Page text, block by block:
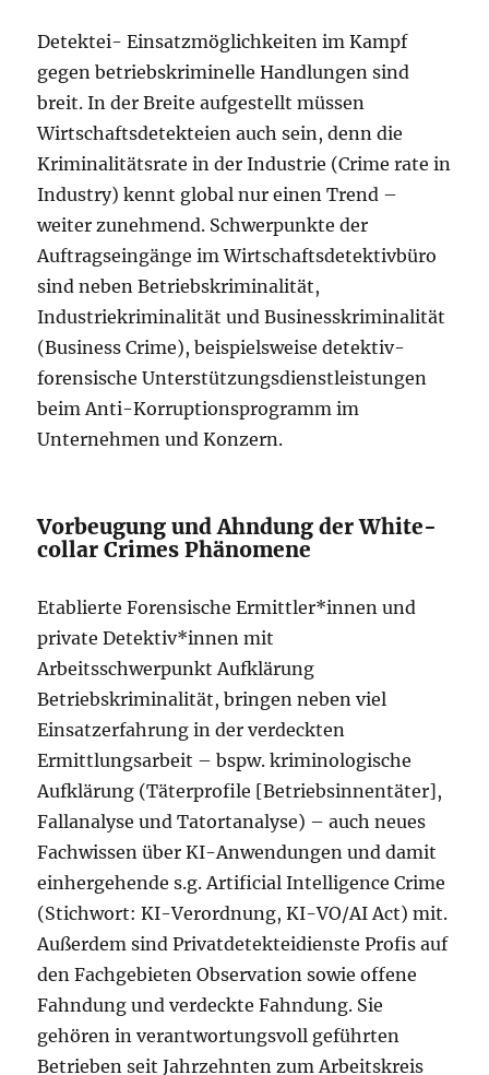
Detektei- Einsatzmöglichkeiten im Kampf
gegen betriebskriminelle Handlungen sind
breit. In der Breite aufgestellt müssen
Wirtschaftsdetekteien auch sein, denn die
Kriminalitätsrate in der Industrie (Crime rate in
Industry) kennt global nur einen Trend –
weiter zunehmend. Schwerpunkte der
Auftragseingänge im Wirtschaftsdetektivbüro
sind neben Betriebskriminalität,
Industriekriminalität und Businesskriminalität
(Business Crime), beispielsweise detektiv-
forensische Unterstützungsdienstleistungen
beim Anti-Korruptionsprogramm im
Unternehmen und Konzern.
Vorbeugung und Ahndung der White-
collar Crimes Phänomene
Etablierte Forensische Ermittler*innen und
private Detektiv*innen mit
Arbeitsschwerpunkt Aufklärung
Betriebskriminalität, bringen neben viel
Einsatzerfahrung in der verdeckten
Ermittlungsarbeit – bspw. kriminologische
Aufklärung (Täterprofile [Betriebsinnentäter],
Fallanalyse und Tatortanalyse) – auch neues
Fachwissen über KI-Anwendungen und damit
einhergehende s.g. Artificial Intelligence Crime
(Stichwort: KI-Verordnung, KI-VO/AI Act) mit.
Außerdem sind Privatdetekteidienste Profis auf
den Fachgebieten Observation sowie offene
Fahndung und verdeckte Fahndung. Sie
gehören in verantwortungsvoll geführten
Betrieben seit Jahrzehnten zum Arbeitskreis